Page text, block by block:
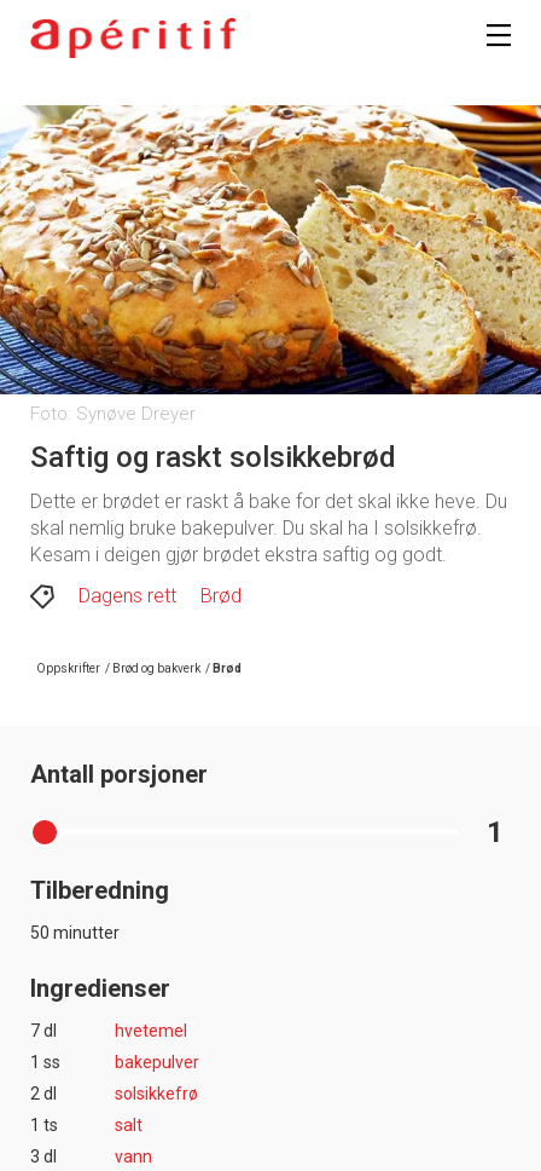
Foto: Synøve Dreyer
Saftig og raskt solsikkebrød
Dette er brødet er raskt å bake for det skal ikke heve. Du
skal nemlig bruke bakepulver. Du skal ha I solsikkefrø.
Kesam i deigen gjør brødet ekstra saftig og godt.
Dagens rett
Brød
Oppskrifter / Brød og bakverk / Brød
Antall porsjoner
1
Tilberedning
50 minutter
Ingredienser
7 dl
hvetemel
1 ss
bakepulver
2 dl
solsikkefrø
1 ts
salt
3 dl
vann